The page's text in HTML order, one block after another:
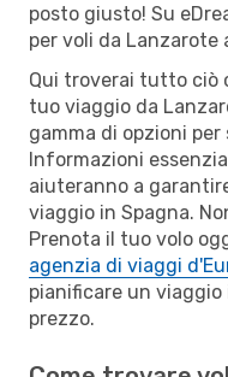
posto giusto! Su
per voli da Lanzarote
Qui troverai tutto ciò
tuo viaggio da
gamma di opzioni
Informazioni
aiuteranno a
viaggio in Spagna.
Prenota il tuo volo
agenzia di viaggi
pianificare un
prezzo.